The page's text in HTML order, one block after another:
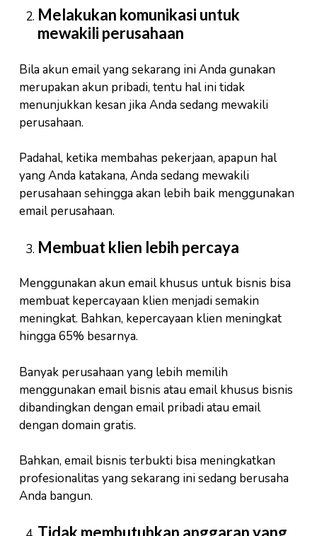
Melakukan komunikasi untuk
mewakili perusahaan
Bila akun email yang sekarang ini Anda gunakan
merupakan akun pribadi, tentu hal ini tidak
menunjukkan kesan jika Anda sedang mewakili
perusahaan.
Padahal, ketika membahas pekerjaan, apapun hal
yang Anda katakana, Anda sedang mewakili
perusahaan sehingga akan lebih baik menggunakan
email perusahaan.
Membuat klien lebih percaya
Menggunakan akun email khusus untuk bisnis bisa
membuat kepercayaan klien menjadi semakin
meningkat. Bahkan, kepercayaan klien meningkat
hingga 65% besarnya.
Banyak perusahaan yang lebih memilih
menggunakan email bisnis atau email khusus bisnis
dibandingkan dengan email pribadi atau email
dengan domain gratis.
Bahkan, email bisnis terbukti bisa meningkatkan
profesionalitas yang sekarang ini sedang berusaha
Anda bangun.
Tidak membutuhkan anggaran yang